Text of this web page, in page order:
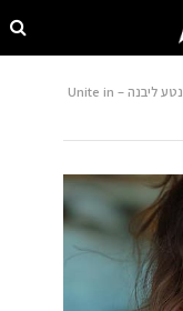
דרך האופנה אל הלב, בעיצובה של נטע ליבנה – Unite in